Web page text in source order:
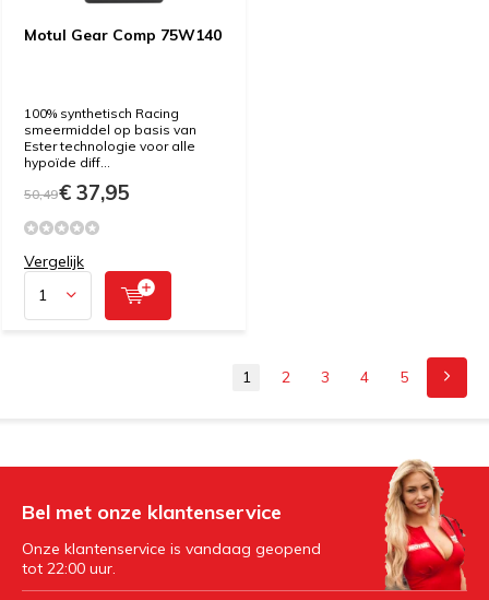
Motul Gear Comp 75W140
100% synthetisch Racing
smeermiddel op basis van
Ester technologie voor alle
hypoïde diff...
50,49€ 37,95
Vergelijk
1 2 3 4 5
Bel met onze klantenservice
Onze klantenservice is vandaag geopend
tot 22:00 uur.